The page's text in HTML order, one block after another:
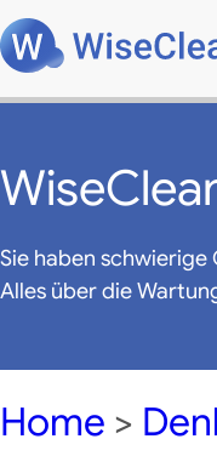
Sie haben
Alles über die
Home >